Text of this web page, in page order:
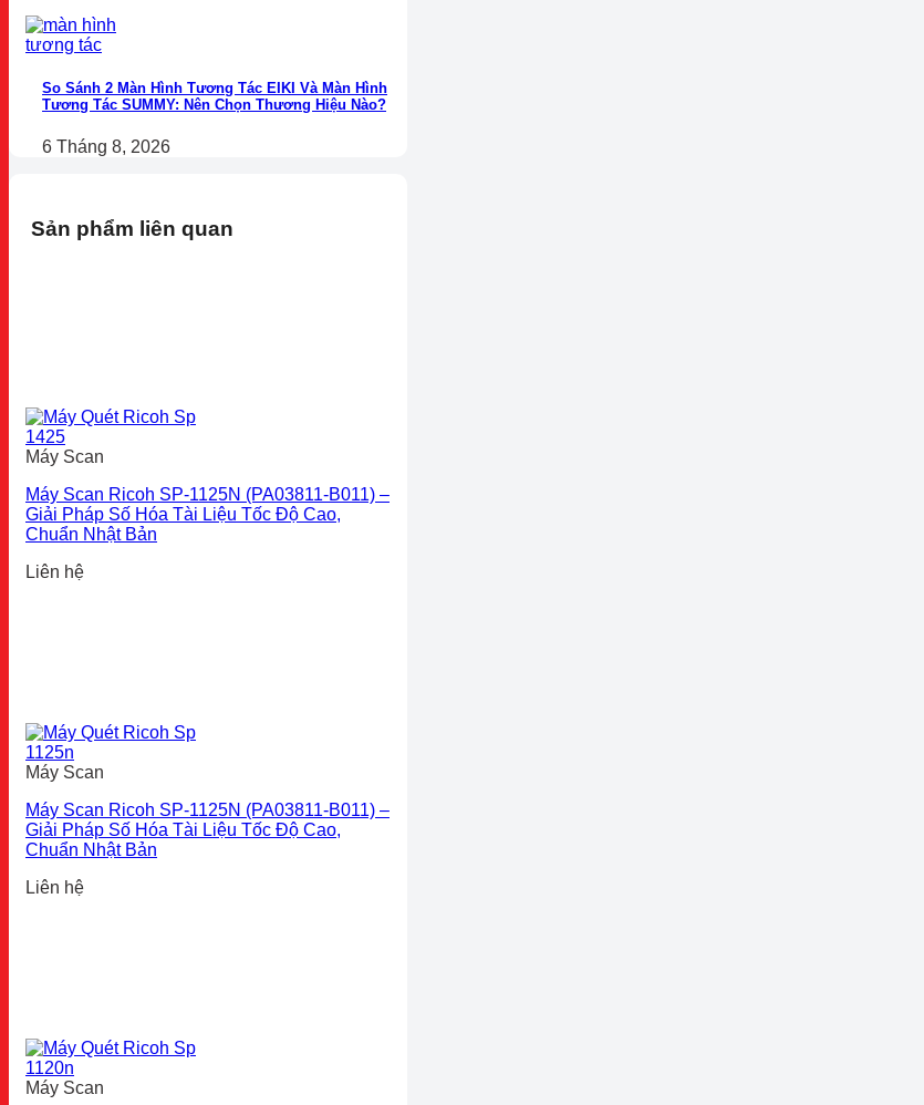
So Sánh 2 Màn Hình Tương Tác EIKI Và Màn Hình
Tương Tác SUMMY: Nên Chọn Thương Hiệu Nào?
6 Tháng 8, 2026
Sản phẩm liên quan
Máy Scan
Máy Scan Ricoh SP-1125N (PA03811-B011) –
Giải Pháp Số Hóa Tài Liệu Tốc Độ Cao,
Chuẩn Nhật Bản
Liên hệ
Máy Scan
Máy Scan Ricoh SP-1125N (PA03811-B011) –
Giải Pháp Số Hóa Tài Liệu Tốc Độ Cao,
Chuẩn Nhật Bản
Liên hệ
Máy Scan